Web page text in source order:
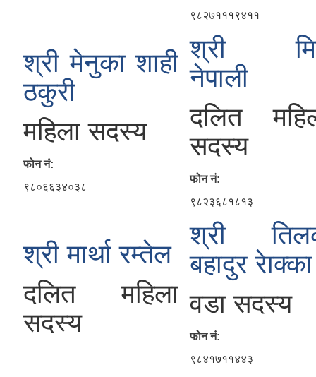
९८२७१११९४११
श्री मेनुका शाही
ठकुरी
महिला सदस्य
फोन नं:
९८०६६३४०३८
श्री
नेपाली
दलित
सदस्य
फोन नं:
९८२३६८१८१३
श्री मार्था रम्तेल
दलित महिला
सदस्य
श्री
बहादुर रेाक्का
वडा सदस्य
फोन नं:
९८४१७११४४३